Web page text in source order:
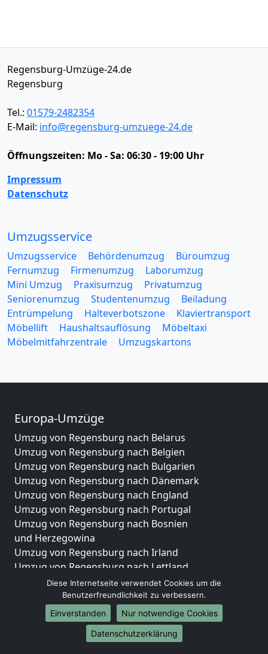
Regensburg-Umzüge-24.de
Regensburg
Tel.: 01579-2482354
E-Mail: info@regensburg-umzuege-24.de
Öffnungszeiten: Mo - Sa: 06:30 - 19:00 Uhr
Impressum
Datenschutz
Umzugsservice
Umzugsservice Behördenumzug
Büroumzug
Fernumzug
Firmenumzug
Laborumzug
Mini Umzug
Praxisumzug
Privatumzug
Seniorenumzug
Studentenumzug
Beiladung
Entrümpelung
Halteverbotszone
Klaviertransport
Möbellift
Haushaltsauflösung
Möbeltaxi
Möbelmitfahrzentrale
Umzugskartons
Europa-Umzüge
Umzug von Regensburg nach Belarus
Umzug von Regensburg nach Belgien
Umzug von Regensburg nach Bulgarien
Umzug von Regensburg nach Dänemark
Umzug von Regensburg nach England
Umzug von Regensburg nach Portugal
Umzug von Regensburg nach Bosnien
und Herzegowina
Umzug von Regensburg nach Irland
Umzug von Regensburg nach Lettland
Umzug von Regensburg nach Zypern
Umzug von Regensburg nach Kroatien
Umzug von Regensburg nach Estland
Umzug von Regensburg nach Finnland
Umzug von Regensburg nach Frankreich
Diese Internetseite verwendet Cookies um die
Benutzerfreundlichkeit zu verbessern.
Einverstanden
Nur notwendige Cookies
Datenschutzerklärung